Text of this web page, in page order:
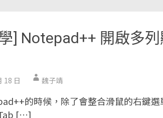
] Notepad++ 開啟多
18 日 魏子靖
的時候，除了會整合滑鼠的右鍵
[…]